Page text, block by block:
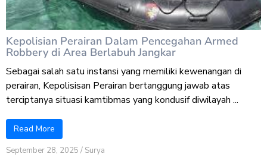
Kepolisian Perairan Dalam Pencegahan Armed
Robbery di Area Berlabuh Jangkar
Sebagai salah satu instansi yang memiliki kewenangan di
perairan, Kepolisisan Perairan bertanggung jawab atas
terciptanya situasi kamtibmas yang kondusif diwilayah ...
Read More
September 28, 2025 / Surya